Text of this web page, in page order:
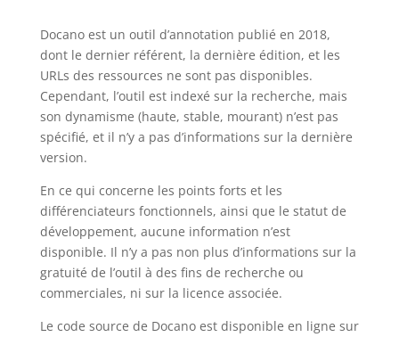
Docano est un outil d’annotation publié en 2018,
dont le dernier référent, la dernière édition, et les
URLs des ressources ne sont pas disponibles.
Cependant, l’outil est indexé sur la recherche, mais
son dynamisme (haute, stable, mourant) n’est pas
spécifié, et il n’y a pas d’informations sur la dernière
version.
En ce qui concerne les points forts et les
différenciateurs fonctionnels, ainsi que le statut de
développement, aucune information n’est
disponible. Il n’y a pas non plus d’informations sur la
gratuité de l’outil à des fins de recherche ou
commerciales, ni sur la licence associée.
Le code source de Docano est disponible en ligne sur